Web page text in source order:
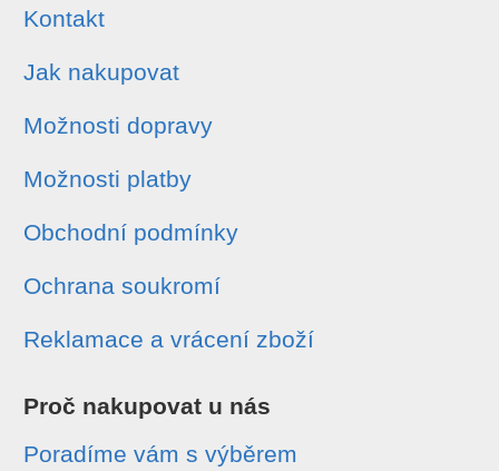
Kontakt
Jak nakupovat
Možnosti dopravy
Možnosti platby
Obchodní podmínky
Ochrana soukromí
Reklamace a vrácení zboží
Proč nakupovat u nás
Poradíme vám s výběrem